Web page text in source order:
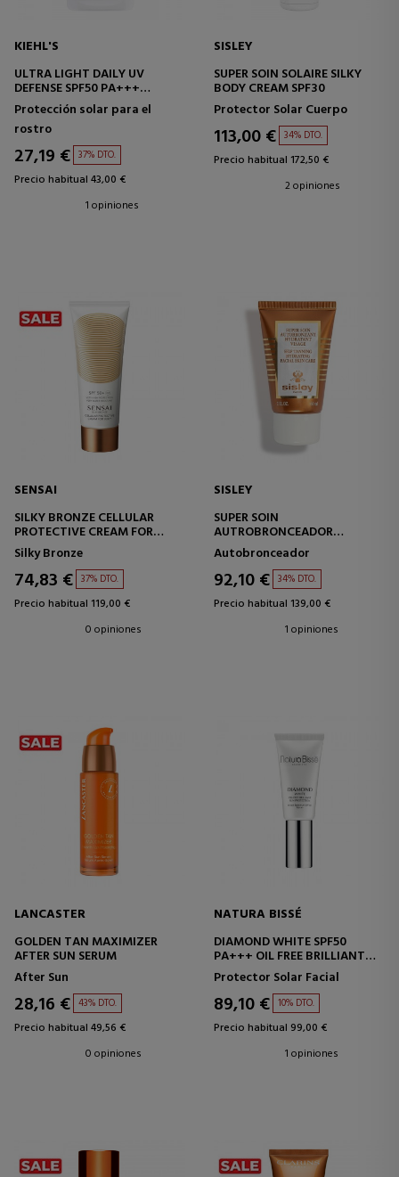
KIEHL'S
ULTRA LIGHT DAILY UV
DEFENSE SPF50 PA+++
PROTECTOR SOLAR
Protección solar para el
rostro
27,19 € 37% DTO.
Precio habitual 43,00 €
1 opiniones
SISLEY
SUPER SOIN SOLAIRE SILKY
BODY CREAM SPF30
Protector Solar Cuerpo
113,00 € 34% DTO.
Precio habitual 172,50 €
2 opiniones
SENSAI
SILKY BRONZE CELLULAR
PROTECTIVE CREAM FOR
BODY SPF50+
PROTECTO SOLAR CORPORAL
Silky Bronze
74,83 € 37% DTO.
Precio habitual 119,00 €
0 opiniones
SISLEY
SUPER SOIN
AUTROBRONCEADOR
HIDRATANTE
Autobronceador
92,10 € 34% DTO.
Precio habitual 139,00 €
1 opiniones
LANCASTER
GOLDEN TAN MAXIMIZER
AFTER SUN SERUM
After Sun
28,16 € 43% DTO.
Precio habitual 49,56 €
0 opiniones
NATURA BISSÉ
DIAMOND WHITE SPF50
PA+++ OIL FREE BRILLIANT
SUN
Protector Solar Facial
89,10 € 10% DTO.
Precio habitual 99,00 €
1 opiniones